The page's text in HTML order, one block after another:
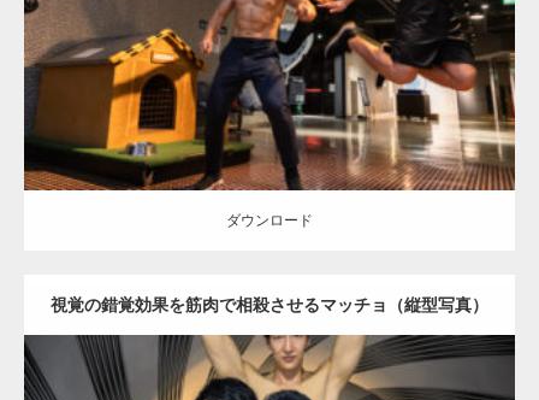
外資系筋肉 腹筋 千代田区（東京）
ダウンロード
ダウンロード
視覚の錯覚効果を筋肉で相殺させるマッチョ（縦型写真）